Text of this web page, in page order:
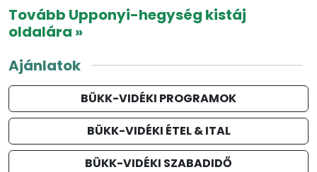
Tovább Upponyi-hegység kistáj
oldalára »
Ajánlatok
BÜKK-VIDÉKI PROGRAMOK
BÜKK-VIDÉKI ÉTEL & ITAL
BÜKK-VIDÉKI SZABADIDŐ